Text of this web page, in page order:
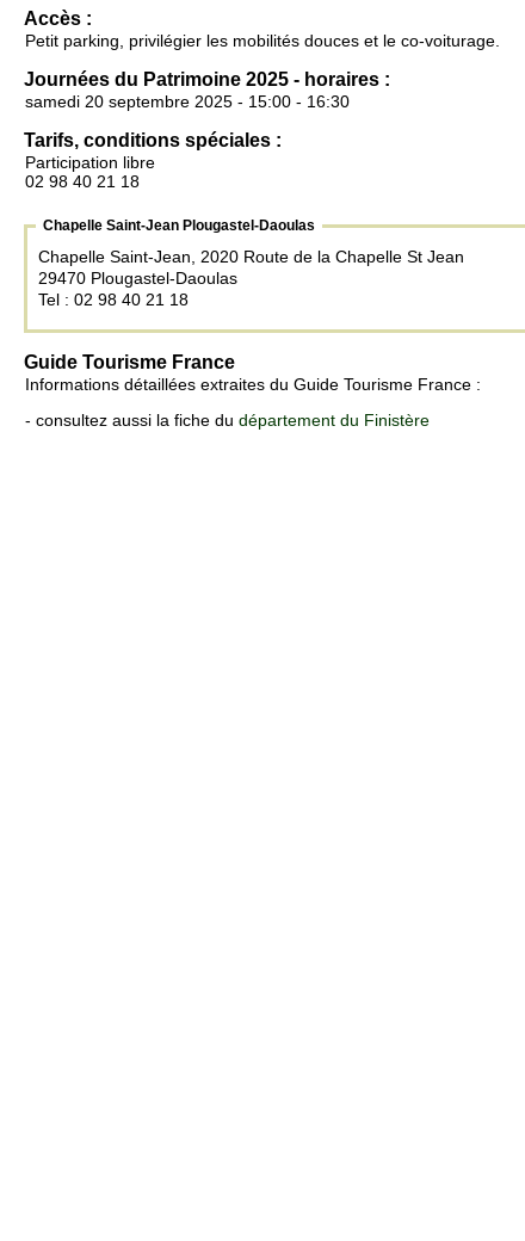
Accès :
Petit parking, privilégier les mobilités douces et le co-voiturage.
Journées du Patrimoine 2025 - horaires :
samedi 20 septembre 2025 - 15:00 - 16:30
Tarifs, conditions spéciales :
Participation libre
02 98 40 21 18
Chapelle Saint-Jean Plougastel-Daoulas
Chapelle Saint-Jean, 2020 Route de la Chapelle St Jean
29470 Plougastel-Daoulas
Tel : 02 98 40 21 18
Guide Tourisme France
Informations détaillées extraites du Guide Tourisme France :
- consultez aussi la fiche du département du Finistère